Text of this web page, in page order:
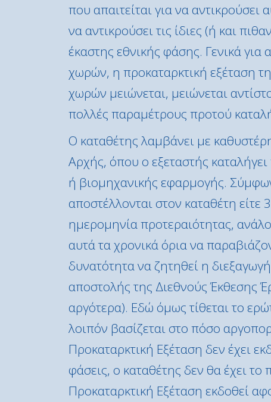
που απαιτείται για να αντικρούσει
να αντικρούσει τις ίδιες (ή και
έκαστης εθνικής φάσης. Γενικά
χωρών, η προκαταρκτική εξέταση
χωρών μειώνεται, μειώνεται
πολλές παραμέτρους προτού
Ο καταθέτης λαμβάνει με
Αρχής, όπου ο εξεταστής
ή βιομηχανικής εφαρμογής.
αποστέλλονται στον καταθέτη
ημερομηνία προτεραιότητας,
αυτά τα χρονικά όρια να
δυνατότητα να ζητηθεί η
αποστολής της Διεθνούς Έκθεσης
αργότερα). Εδώ όμως τίθεται το
λοιπόν βασίζεται στο πόσο
Προκαταρκτική Εξέταση δεν έχει
φάσεις, ο καταθέτης δεν θα έχει
Προκαταρκτική Εξέταση εκδοθεί